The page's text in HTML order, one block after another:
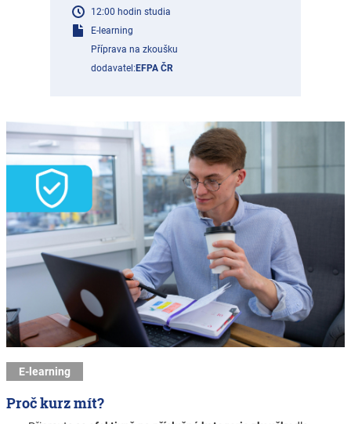
E-learning
Proč kurz mít?
12:00 hodin studia
E-learning
Příprava na zkoušku
dodavatel: EFPA ČR